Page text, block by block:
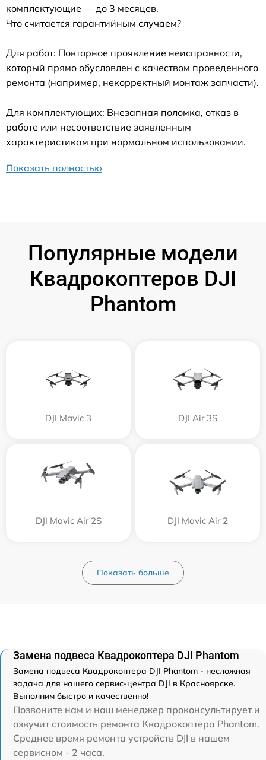
комплектующие — до 3 месяцев.
Что считается гарантийным случаем?
Для работ: Повторное проявление неисправности,
который прямо обусловлен с качеством проведенного
ремонта (например, некорректный монтаж запчасти).
Для комплектующих: Внезапная поломка, отказ в
работе или несоответствие заявленным
характеристикам при нормальном использовании.
Показать полностью
Популярные модели
Квадрокоптеров DJI
Phantom
DJI Mavic 3 DJI Air 3S
DJI Mavic Air 2S DJI Mavic Air 2
Показать больше
Замена подвеса Квадрокоптера DJI Phantom
Замена подвеса Квадрокоптера DJI Phantom - несложная
задача для нашего сервис-центра DJI в Красноярске.
Выполним быстро и качественно!
Позвоните нам и наш менеджер проконсультирует и
озвучит стоимость ремонта Квадрокоптера Phantom.
Среднее время ремонта устройств DJI в нашем
сервисном - 2 часа.